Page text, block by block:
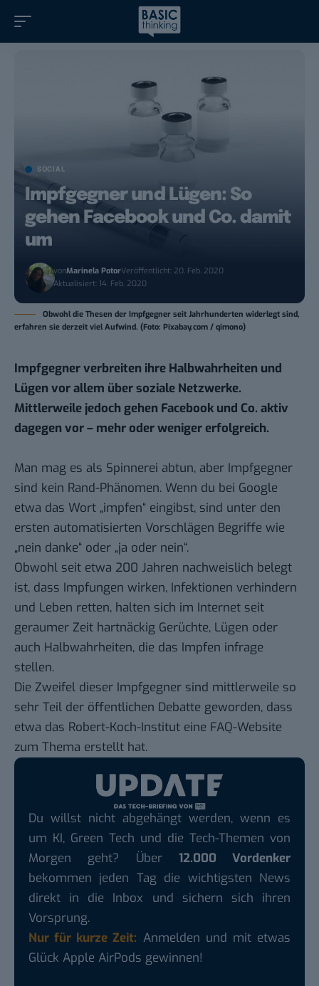
SOCIAL
Impfgegner und Lügen: So
gehen Facebook und Co. damit
um
vonMarinela PotorVeröffentlicht: 20. Feb. 2020
Aktualisiert: 14. Feb. 2020
Obwohl die Thesen der Impfgegner seit Jahrhunderten widerlegt sind,
erfahren sie derzeit viel Aufwind. (Foto: Pixabay.com / qimono)
Impfgegner verbreiten ihre Halbwahrheiten und
Lügen vor allem über soziale Netzwerke.
Mittlerweile jedoch gehen Facebook und Co. aktiv
dagegen vor – mehr oder weniger erfolgreich.
Man mag es als Spinnerei abtun, aber Impfgegner
sind kein Rand-Phänomen. Wenn du bei Google
etwa das Wort „impfen“ eingibst, sind unter den
ersten automatisierten Vorschlägen Begriffe wie
„nein danke“ oder „ja oder nein“.
Obwohl seit etwa 200 Jahren nachweislich belegt
ist, dass Impfungen wirken, Infektionen verhindern
und Leben retten, halten sich im Internet seit
geraumer Zeit hartnäckig Gerüchte, Lügen oder
auch Halbwahrheiten, die das Impfen infrage
stellen.
Die Zweifel dieser Impfgegner sind mittlerweile so
sehr Teil der öffentlichen Debatte geworden, dass
etwa das Robert-Koch-Institut eine FAQ-Website
zum Thema erstellt hat.
Du willst nicht abgehängt werden, wenn es
um KI, Green Tech und die Tech-Themen von
Morgen geht? Über 12.000 Vordenker
bekommen jeden Tag die wichtigsten News
direkt in die Inbox und sichern sich ihren
Vorsprung.
Nur für kurze Zeit: Anmelden und mit etwas
Glück Apple AirPods gewinnen!